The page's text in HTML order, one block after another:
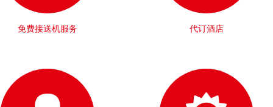
免费接送机服务 代订酒店